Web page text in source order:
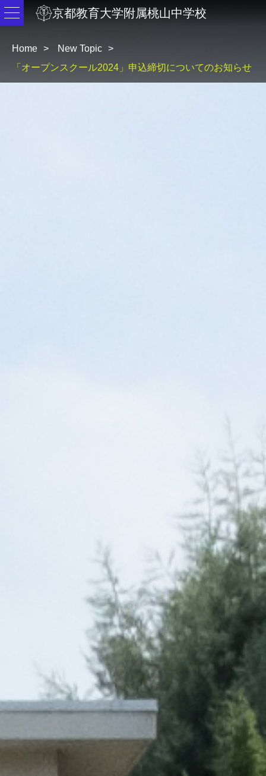
京都教育大学附属桃山中学校
Home
New Topic
「オープンスクール2024」申込締切についてのお知らせ